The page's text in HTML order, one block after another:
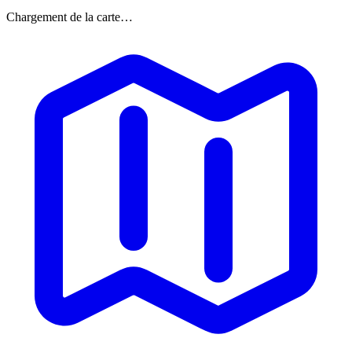
Chargement de la carte…